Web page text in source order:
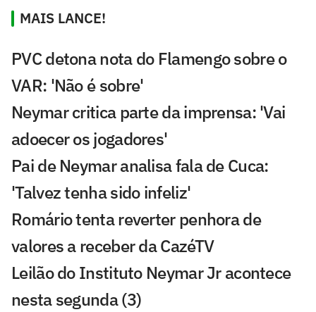
MAIS LANCE!
PVC detona nota do Flamengo sobre o
VAR: 'Não é sobre'
Neymar critica parte da imprensa: 'Vai
adoecer os jogadores'
Pai de Neymar analisa fala de Cuca:
'Talvez tenha sido infeliz'
Romário tenta reverter penhora de
valores a receber da CazéTV
Leilão do Instituto Neymar Jr acontece
nesta segunda (3)